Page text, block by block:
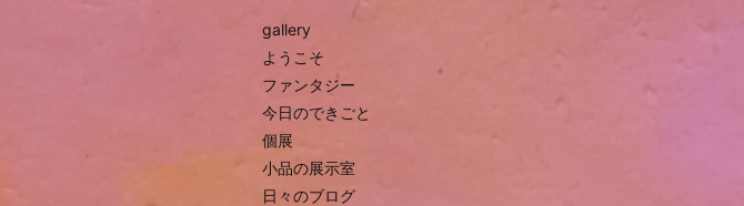
gallery
ようこそ
ファンタジー
今日のできごと
個展
小品の展示室
日々のブログ